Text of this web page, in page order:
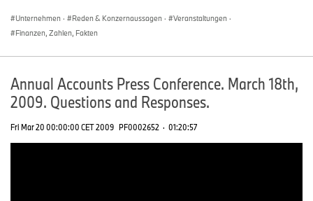
Unternehmen · Reden & Konzernaussagen · Veranstaltungen ·
Finanzen, Zahlen, Fakten
Annual Accounts Press Conference. March 18th,
2009. Questions and Responses.
Fri Mar 20 00:00:00 CET 2009 PF0002652 · 01:20:57